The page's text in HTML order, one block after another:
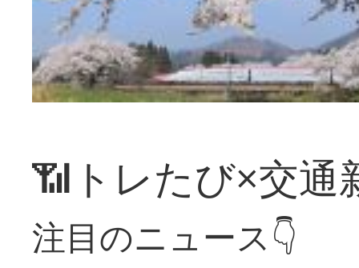
📶トレたび×交通
注目のニュース👇